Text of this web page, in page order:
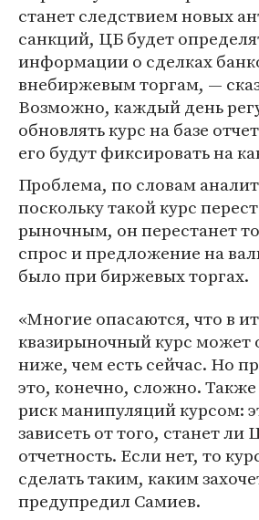
станет следствием новых
санкций, ЦБ будет
информации о сделках
внебиржевым торгам, —
Возможно, каждый день
обновлять курс на базе
его будут фиксировать на
Проблема, по словам
поскольку такой курс
рыночным, он перестанет
спрос и предложение на
было при биржевых торгах.
«Многие опасаются, что в
квазирыночный курс может
ниже, чем есть сейчас. Но
это, конечно, сложно.
риск манипуляций курсом:
зависеть от того, станет ли
отчетность. Если нет, то
сделать таким, каким
предупредил Самиев.